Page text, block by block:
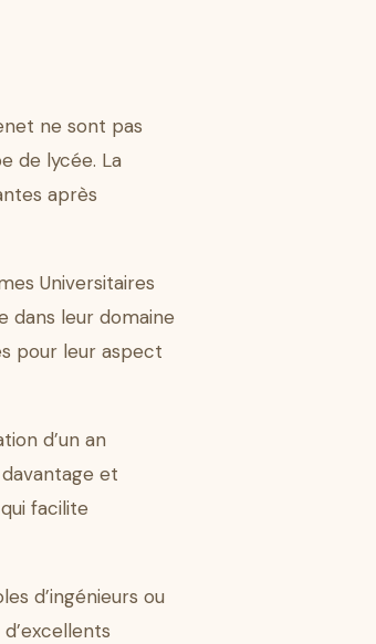
ne sont pas
de lycée. La
après
Universitaires
dans leur domaine
pour leur aspect
d’un an
et
facilite
d’ingénieurs ou